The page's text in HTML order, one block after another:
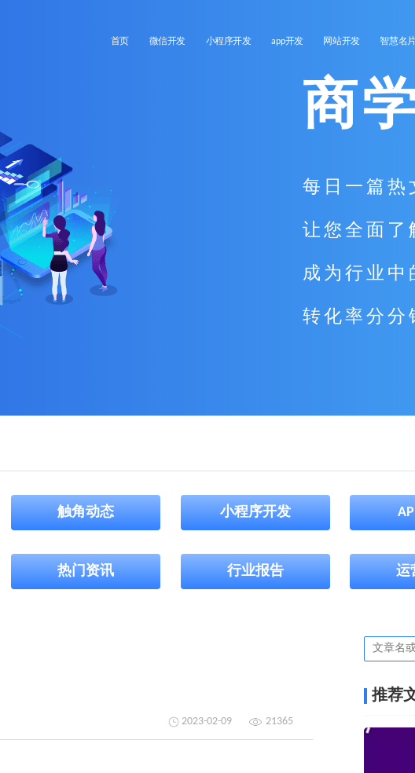
首页 微信开发 小程序开发 app开发 网站开发 智慧名
商
每日一篇热
让您全面了
成为行业中
转化率分分
触角动态 小程序开发
热门资讯 行业报告 运
2023-02-09 21365
推荐